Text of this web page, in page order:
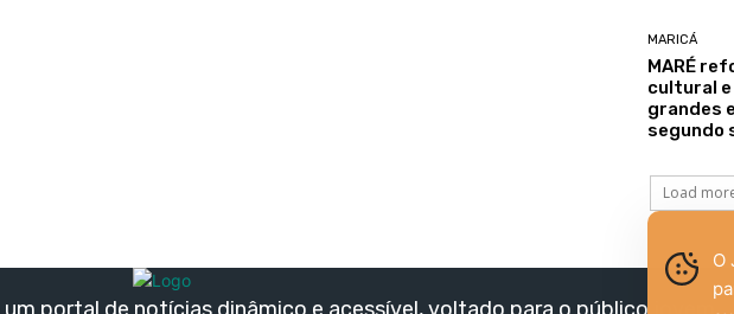
MARICÁ
MARÉ
cultural
grandes
segundo
Load
um portal de notícias dinâmico e acessível, voltado para o público jovem,
O